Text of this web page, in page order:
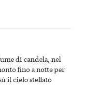
di candela, nel
fino a notte per
il cielo stellato